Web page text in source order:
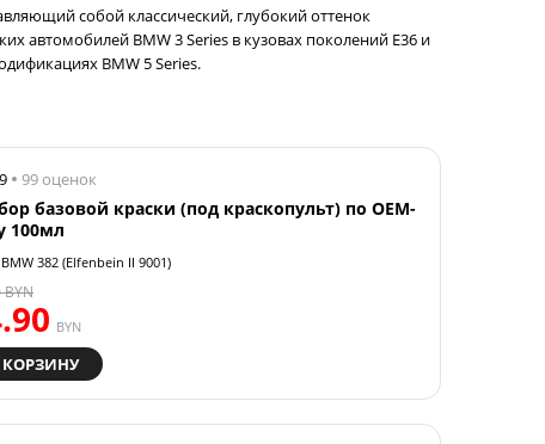
собой классический, глубокий оттенок
автомобилей BMW 3 Series в кузовах поколений E36 и
BMW 5 Series.
99 оценок
базовой краски (под краскопульт) по OEM-
100мл
BMW 382 (Elfenbein II 9001)
BYN
BYN
КОРЗИНУ